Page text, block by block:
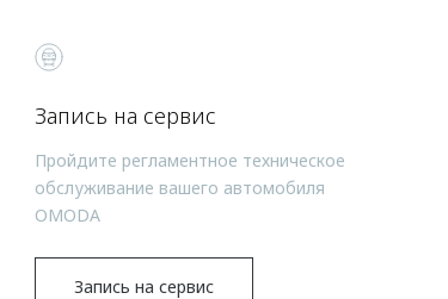
Запись на сервис
Пройдите регламентное техническое
обслуживание вашего автомобиля
OMODA
Запись на сервис